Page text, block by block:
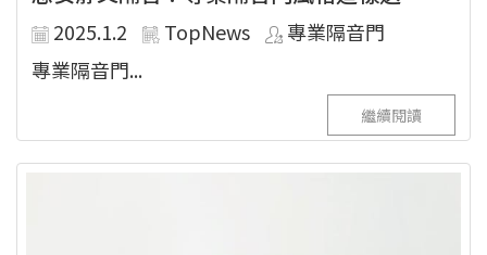
2025.1.2 TopNews
專業隔音門
專業隔音門...
繼續閱讀